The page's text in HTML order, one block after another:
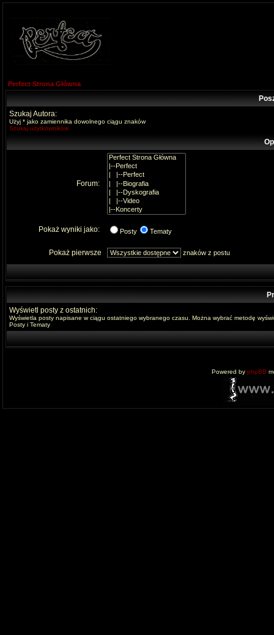
Perfect Strona Główna
Szukaj Autora:
Użyj * jako zamiennika dowolnego ciągu znaków
Szukaj użytkowników
Forum:
Pokaż wyniki jako: Posty Tematy
Pokaż pierwsze znaków z postu
Wyświetl posty z ostatnich:
Wyświetla posty napisane w ciągu ostatniego wybranego czasu. Można wybrać metodę
Posty i Tematy
Powered by phpBB